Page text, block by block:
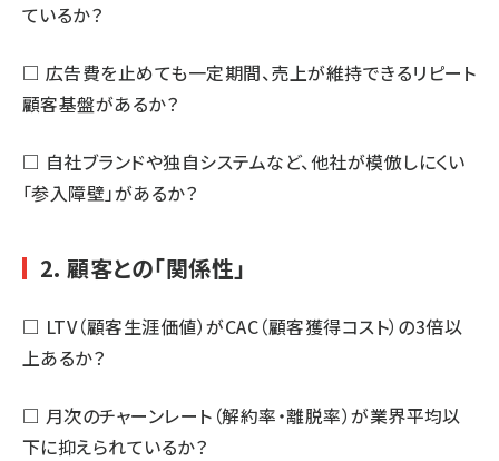
ているか？
□ 広告費を止めても一定期間、売上が維持できるリピート
顧客基盤があるか？
□ 自社ブランドや独自システムなど、他社が模倣しにくい
「参入障壁」があるか？
2. 顧客との「関係性」
□ LTV（顧客生涯価値）がCAC（顧客獲得コスト）の3倍以
上あるか？
□ 月次のチャーンレート（解約率・離脱率）が業界平均以
下に抑えられているか？